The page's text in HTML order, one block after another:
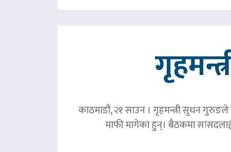
काठमाडौं, २१ साउन । गृहमन्त्री सुधन गुरुङले
माफी मागेका हुन्। बैठकमा सांसदलाई